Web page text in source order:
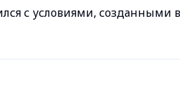
с условиями, созданными